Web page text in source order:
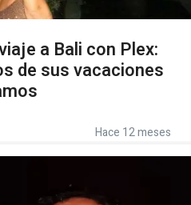
a Bali con Plex:
de sus vacaciones
Hace 12 meses